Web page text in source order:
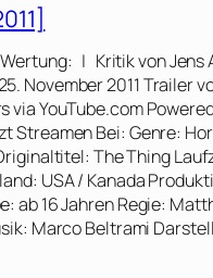
| Kritik von Jens
November 2011 Trailer
via YouTube.com
Streamen Bei: Genre:
The Thing
USA / Kanada
ab 16 Jahren Regie:
Marco Beltrami